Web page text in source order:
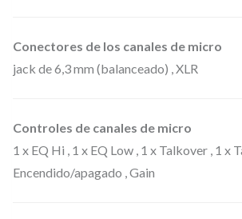
,
f
Conectores de los canales de micro
jack de 6,3 mm (balanceado) , XLR
Controles de canales de micro
1 x EQ Hi , 1 x EQ Low , 1 x Talkover , 1 x
Encendido/apagado , Gain